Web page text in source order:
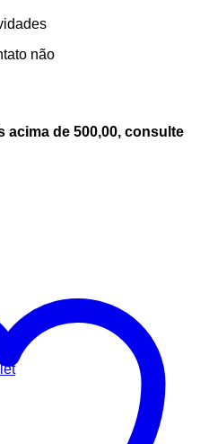
não
acima de 500,00, consulte